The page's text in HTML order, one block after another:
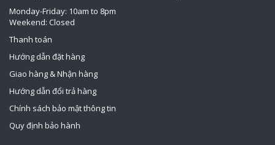
Monday-Friday: 10am to 8pm
Weekend: Closed
Thanh toán
Hướng dẫn đặt hàng
Giao hàng & Nhận hàng
Hướng dẫn đổi trả hàng
Chính sách bảo mật thông tin
Quy định bảo hành